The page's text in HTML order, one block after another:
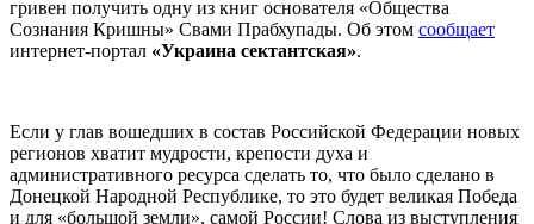
гривен получить одну из книг основателя «Общества
Сознания Кришны» Свами Прабхупады. Об этом сообщает
интернет-портал «Украина сектантская».
Если у глав вошедших в состав Российской Федерации новых
регионов хватит мудрости, крепости духа и
административного ресурса сделать то, что было сделано в
Донецкой Народной Республике, то это будет великая Победа
и для «большой земли», самой России! Слова из выступления